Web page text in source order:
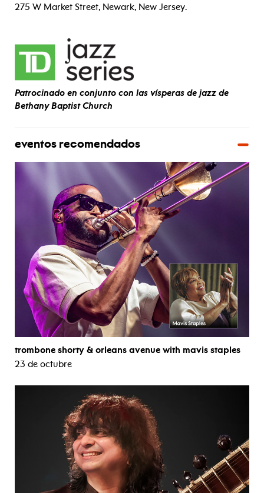
275 W Market Street, Newark, New Jersey.
Patrocinado en conjunto con las vísperas de jazz de
Bethany Baptist Church
eventos recomendados
trombone shorty & orleans avenue with mavis staples
23 de octubre